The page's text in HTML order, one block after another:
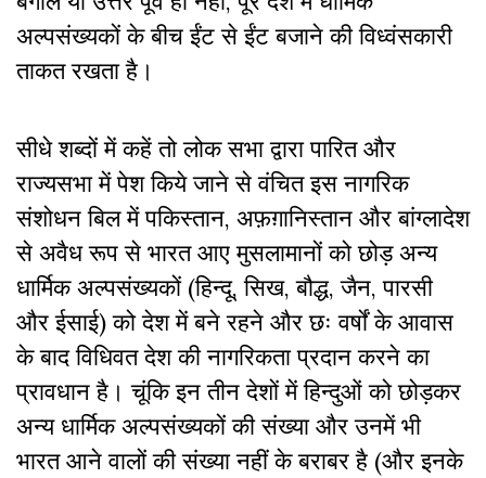
अल्पसंख्यकों के बीच ईंट से ईंट बजाने की विध्वंसकारी
ताकत रखता है।
सीधे शब्दों में कहें तो लोक सभा द्वारा पारित और
राज्यसभा में पेश किये जाने से वंचित इस नागरिक
संशोधन बिल में पकिस्तान, अफ़ग़ानिस्तान और बांग्लादेश
से अवैध रूप से भारत आए मुसलामानों को छोड़ अन्य
धार्मिक अल्पसंख्यकों (हिन्दू, सिख, बौद्ध, जैन, पारसी
और ईसाई) को देश में बने रहने और छः वर्षों के आवास
के बाद विधिवत देश की नागरिकता प्रदान करने का
प्रावधान है। चूंकि इन तीन देशों में हिन्दुओं को छोड़कर
अन्य धार्मिक अल्पसंख्यकों की संख्या और उनमें भी
भारत आने वालों की संख्या नहीं के बराबर है (और इनके